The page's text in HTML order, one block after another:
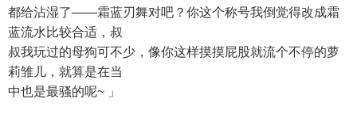
都给沾湿了——霜蓝刃舞对吧？你这个称号我倒觉得改成霜
蓝流水比较合适，叔
叔我玩过的母狗可不少，像你这样摸摸屁股就流个不停的萝
莉雏儿，就算是在当
中也是最骚的呢~ 」